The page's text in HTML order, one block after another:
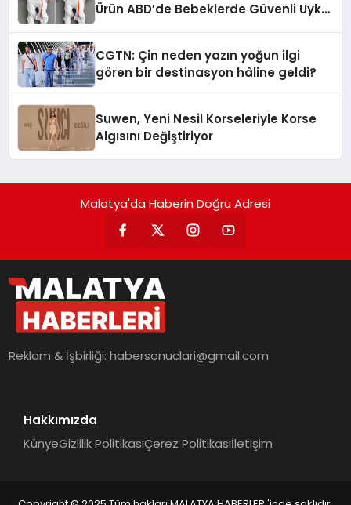
Ürün ABD’de Bebeklerde Güvenli Uyku
CGTN: Çin neden yazın yoğun ilgi
gören bir destinasyon hâline geldi?
Suwen, Yeni Nesil Korseleriyle Korse
Algısını Değiştiriyor
Malatya'da Haberin Doğru Adresi
Reklam & İşbirliği:habersonuclari@gmail.com
Hakkımızda
KünyeGizlilik PolitikasıÇerez Politikasıİletişim